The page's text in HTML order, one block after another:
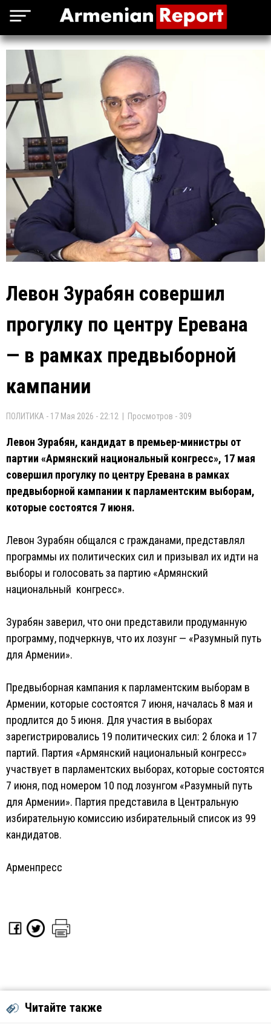
Левон Зурабян совершил
прогулку по центру Еревана
— в рамках предвыборной
кампании
ПОЛИТИКА - 17 Мая 2026 - 22:12 | Просмотров - 309
Левон Зурабян, кандидат в премьер-министры от
партии «Армянский национальный конгресс», 17 мая
совершил прогулку по центру Еревана в рамках
предвыборной кампании к парламентским выборам,
которые состоятся 7 июня.
Левон Зурабян общался с гражданами, представлял
программы их политических сил и призывал их идти на
выборы и голосовать за партию «Армянский
национальный конгресс».
Зурабян заверил, что они представили продуманную
программу, подчеркнув, что их лозунг — «Разумный путь
для Армении».
Предвыборная кампания к парламентским выборам в
Армении, которые состоятся 7 июня, началась 8 мая и
продлится до 5 июня. Для участия в выборах
зарегистрировались 19 политических сил: 2 блока и 17
партий. Партия «Армянский национальный конгресс»
участвует в парламентских выборах, которые состоятся
7 июня, под номером 10 под лозунгом «Разумный путь
для Армении». Партия представила в Центральную
избирательную комиссию избирательный список из 99
кандидатов.
Арменпресс
Читайте также